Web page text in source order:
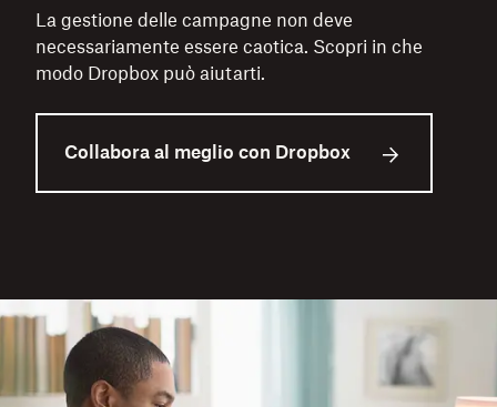
La gestione delle campagne non deve
necessariamente essere caotica. Scopri in che
modo Dropbox può aiutarti.
Collabora al meglio con Dropbox